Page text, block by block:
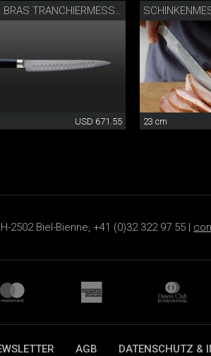
USD 671.55 23 cm
Biel-Bienne, +41 (0)32 322 97 55 |
AGB DATENSCHUTZ &